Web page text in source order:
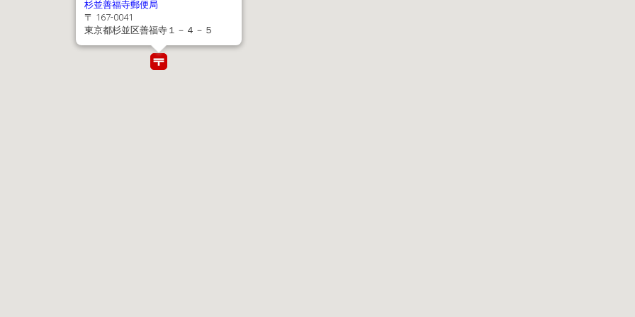
杉並善福寺郵便局
〒 167-0041
東京都杉並区善福寺１－４－５